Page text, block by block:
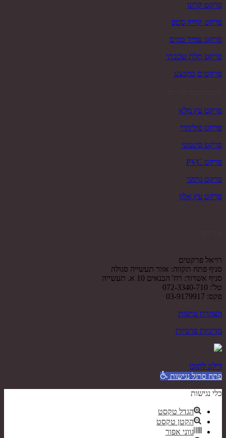
פרקט קרונו
פרקט קוויק סטפ
פרקט עמיד במים
פרקט תלת שכבתי
פרקטים במבצע
פרקט עץ מלא
פרקט פולימרי
פרקט סינטטי
פרקט PVC
פרקט גרמני
פרקט עץ אלון
רויאל פרקטים
סניף פתח תקווה: אזור תעשייה סגולה
סניף אשדוד: רח' הבנאים 10 א. תעשייה
טל': 072-3340-710
פקס: 03-9179917
הצהרת נגישות
מדיניות פרטיות
דילוג לתוכן
פתח סרגל נגישות
כלי נגישות
הגדל טקסט
הקטן טקסט
גווני אפור